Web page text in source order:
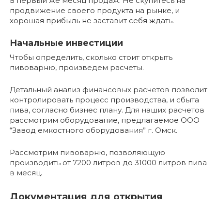
продвижение своего продукта на рынке, и
хорошая прибыль не заставит себя ждать.
Начальные инвестиции
Чтобы определить, сколько стоит открыть
пивоварню, произведем расчеты.
Детальный анализ финансовых расчетов позволит
контролировать процесс производства, и сбыта
пива, согласно бизнес плану. Для наших расчетов
рассмотрим оборудование, предлагаемое ООО
“Завод емкостного оборудования” г. Омск.
Рассмотрим пивоварню, позволяющую
производить от 7200 литров до 31000 литров пива
в месяц.